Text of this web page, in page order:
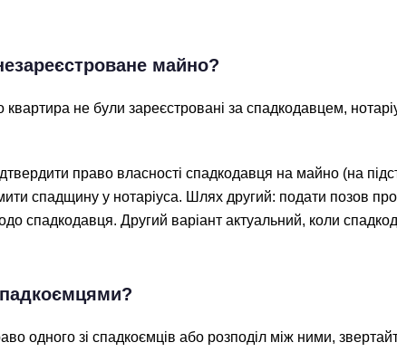
майно?
не були зареєстровані за спадкодавцем,
право власності спадкодавця на майно (на
спадщину у нотаріуса. Шлях другий: подати позов
спадкодавця. Другий варіант актуальний, коли
одного зі спадкоємців або розподіл між ними,